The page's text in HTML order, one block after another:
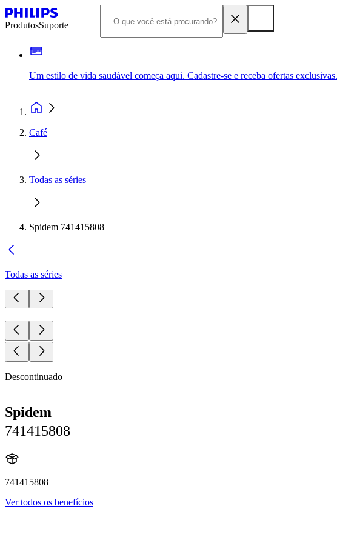
ProdutosSuporte
Um estilo de vida saudável começa aqui. Cadastre-se e receba ofertas exclusivas.
Café
Todas as séries
Spidem 741415808
Todas as séries
Descontinuado
Spidem
741415808
741415808
Ver todos os benefícios